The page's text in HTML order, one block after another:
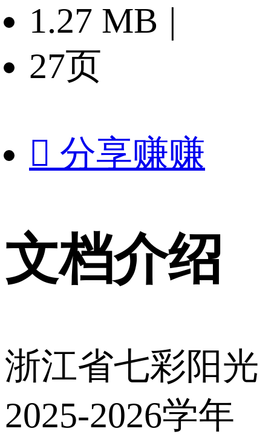
1.27 MB |
27页
 分享赚赚
文档介绍
浙江省七彩阳光
2025-2026学年